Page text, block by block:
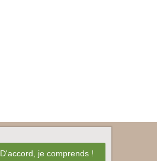
D'accord, je comprends !